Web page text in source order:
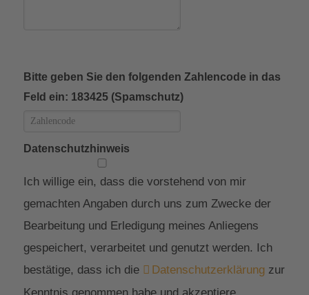
Bitte geben Sie den folgenden Zahlencode in das
Feld ein: 183425 (Spamschutz)
Datenschutzhinweis
Ich willige ein, dass die vorstehend von mir
gemachten Angaben durch uns zum Zwecke der
Bearbeitung und Erledigung meines Anliegens
gespeichert, verarbeitet und genutzt werden. Ich
bestätige, dass ich die
Datenschutzerklärung zur